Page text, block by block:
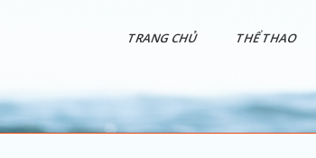
TRANG CHỦ THỂ THAO